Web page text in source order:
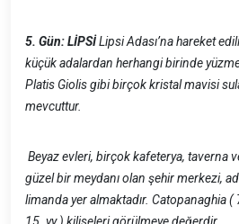
5. Gün: LİPSİLipsi Adası’na hareket
küçük adalardan herhangi birinde
Platis Giolis gibi birçok kristal mavisi
mevcuttur.
Beyaz evleri, birçok kafeterya, taverna
güzel bir meydanı olan şehir merkezi,
limanda yer almaktadır. Catopanaghia
15. yy ) kiliseleri görülmeye değerdir.